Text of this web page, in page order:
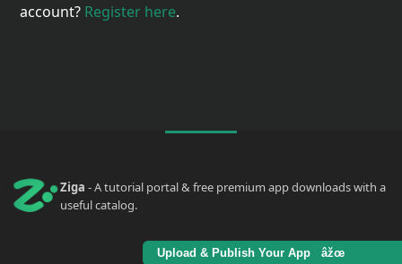
account? Register here.
Ziga - A tutorial portal & free premium app downloads with a
useful catalog.
Upload & Publish Your App âžœ